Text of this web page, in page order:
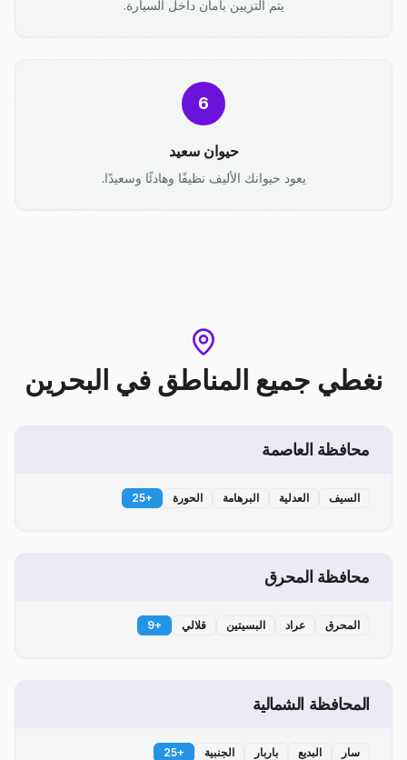
يتم التزيين بأمان داخل السيارة.
6
حيوان سعيد
يعود حيوانك الأليف نظيفًا وهادئًا وسعيدًا.
نغطي جميع المناطق في البحرين
محافظة العاصمة
السيف العدلية البرهامة الحورة +
25
محافظة المحرق
المحرق عراد البسيتين قلالي +
9
المحافظة الشمالية
سار البديع باربار الجنبية +
25